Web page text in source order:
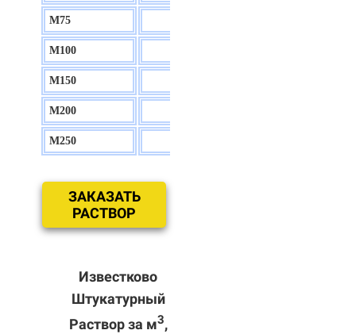
М75
М100
М150
М200
М250
ЗАКАЗАТЬ
РАСТВОР
Известково
Штукатурный
Раствор за м3,